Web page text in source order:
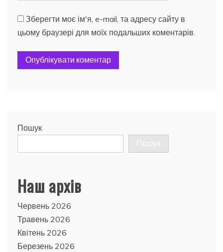
Зберегти моє ім'я, e-mail, та адресу сайту в
цьому браузері для моїх подальших коментарів.
Пошук
Пошук
Наш архів
Червень 2026
Травень 2026
Квітень 2026
Березень 2026